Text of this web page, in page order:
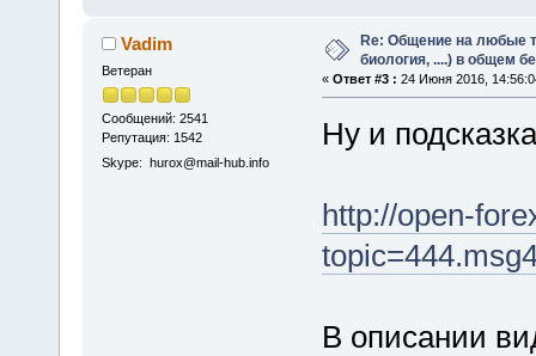
Vadim
Ветеран
Сообщений: 2541
Репутация: 1542
Skype: hurox@mail-hub.info
Re: Общение на любые
биология, ....) в общем
« Ответ #3 : 24 Июня 2016,
Ну и
http://open-
В описании